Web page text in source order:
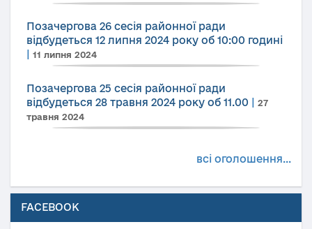
Позачергова 26 сесія районної ради
відбудеться 12 липня 2024 року об 10:00 годині
11 липня 2024
Позачергова 25 сесія районної ради
відбудеться 28 травня 2024 року об 11.00
27
травня 2024
всі оголошення...
FACEBOOK